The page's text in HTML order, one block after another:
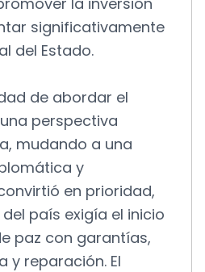
significativamente
del Estado.
de abordar el
perspectiva
mudando a una
y
en prioridad,
país exigía el inicio
paz con garantías,
y reparación. El